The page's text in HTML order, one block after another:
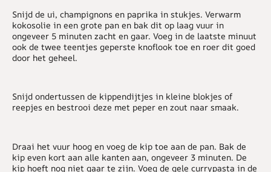
Snijd de ui, champignons en paprika in stukjes. Verwarm
kokosolie in een grote pan en bak dit op laag vuur in
ongeveer 5 minuten zacht en gaar. Voeg in de laatste minuut
ook de twee teentjes geperste knoflook toe en roer dit goed
door het geheel.
Snijd ondertussen de kippendijtjes in kleine blokjes of
reepjes en bestrooi deze met peper en zout naar smaak.
Draai het vuur hoog en voeg de kip toe aan de pan. Bak de
kip even kort aan alle kanten aan, ongeveer 3 minuten. De
kip hoeft nog niet gaar te zijn. Voeg de gele currypasta in de